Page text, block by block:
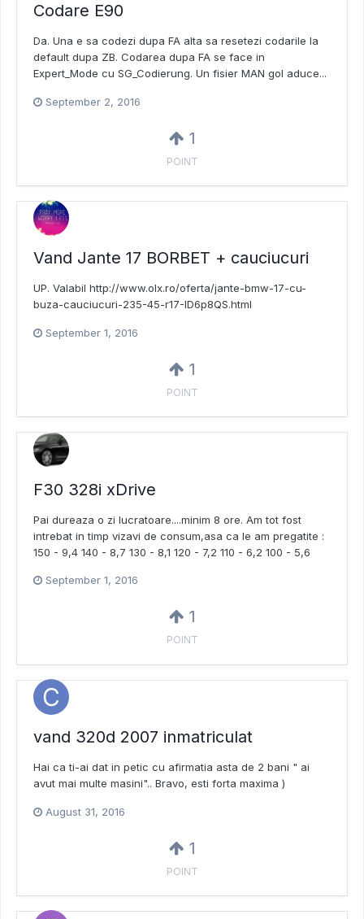
Codare E90
Da. Una e sa codezi dupa FA alta sa resetezi codarile la
default dupa ZB. Codarea dupa FA se face in
Expert_Mode cu SG_Codierung. Un fisier MAN gol aduce...
September 2, 2016
1
POINT
Vand Jante 17 BORBET + cauciucuri
UP. Valabil http://www.olx.ro/oferta/jante-bmw-17-cu-
buza-cauciucuri-235-45-r17-ID6p8QS.html
September 1, 2016
1
POINT
F30 328i xDrive
Pai dureaza o zi lucratoare....minim 8 ore. Am tot fost
intrebat in timp vizavi de consum,asa ca le am pregatite :
150 - 9,4 140 - 8,7 130 - 8,1 120 - 7,2 110 - 6,2 100 - 5,6
September 1, 2016
1
POINT
vand 320d 2007 inmatriculat
Hai ca ti-ai dat in petic cu afirmatia asta de 2 bani " ai
avut mai multe masini".. Bravo, esti forta maxima )
August 31, 2016
1
POINT